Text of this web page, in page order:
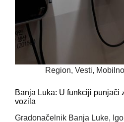
Region, Vesti,
Banja Luka: U funkciji punjači
vozila
Gradonačelnik Banja Luke,